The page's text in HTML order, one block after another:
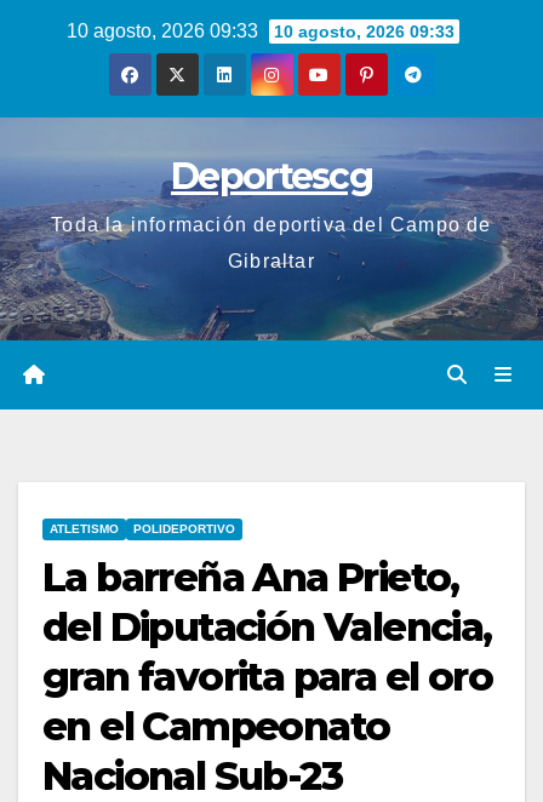
10 agosto, 2026 09:33 10 agosto, 2026 09:33
Deportescg
Toda la información deportiva del Campo de
Gibraltar
ATLETISMO POLIDEPORTIVO
La barreña Ana Prieto,
del Diputación Valencia,
gran favorita para el oro
en el Campeonato
Nacional Sub-23